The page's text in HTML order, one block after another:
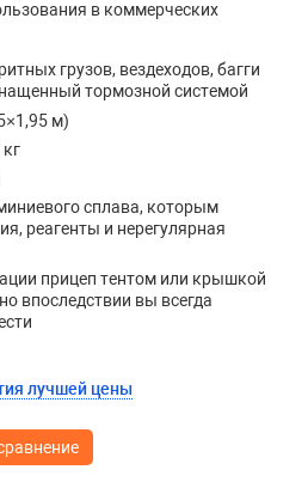
в коммерческих
грузов, вездеходов, багги
тормозной системой
м)
сплава, которым
реагенты и нерегулярная
прицеп тентом или крышкой
впоследствии вы всегда
лучшей цены